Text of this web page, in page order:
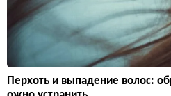
Перхоть и выпадение волос: